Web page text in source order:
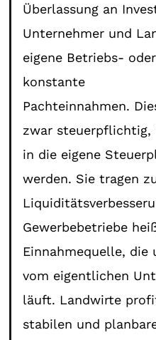
Überlassung an
Unternehmer und
eigene Betriebs-
konstante
Pachteinnahmen.
zwar steuerpflichtig,
in die eigene
werden. Sie tragen
Gewerbebetriebe
Einnahmequelle, die
vom eigentlichen
läuft. Landwirte
stabilen und